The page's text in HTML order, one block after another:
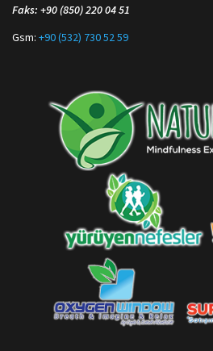
Faks: +90 (850) 220 04 51
Gsm: +90 (532) 730 52 59